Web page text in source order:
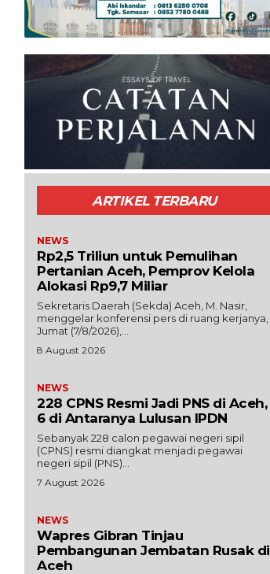
ARTIKEL TERBARU
NEWS
Rp2,5 Triliun untuk Pemulihan
Pertanian Aceh, Pemprov Kelola
Alokasi Rp9,7 Miliar
‎Sekretaris Daerah (Sekda) Aceh, M. Nasir,
menggelar konferensi pers di ruang kerjanya,
Jumat (7/8/2026),...
8 August 2026
NEWS
228 CPNS Resmi Jadi PNS di Aceh,
6 di Antaranya Lulusan IPDN
Sebanyak 228 calon pegawai negeri sipil
(CPNS) resmi diangkat menjadi pegawai
negeri sipil (PNS)...
7 August 2026
NEWS
Wapres Gibran Tinjau
Pembangunan Jembatan Rusak di
Aceh